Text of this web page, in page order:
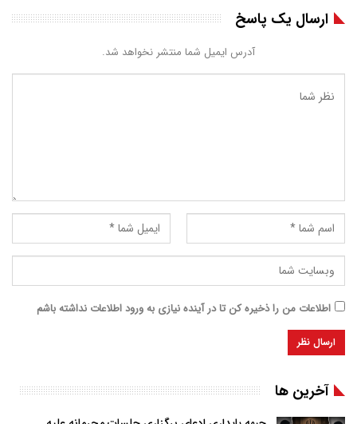
ارسال یک پاسخ
آدرس ایمیل شما منتشر نخواهد شد.
اطلاعات من را ذخیره کن تا در آینده نیازی به ورود اطلاعات نداشته باشم
آخرین ها